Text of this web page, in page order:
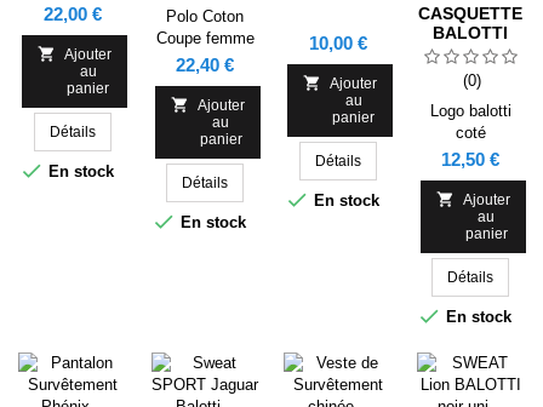
Prix
22,00 €

Ajouter
au
panier
Détails
 En stock
Polo Coton
Coupe femme
Prix
22,40 €

Ajouter
au
panier
Détails
 En stock
Prix
10,00 €

Ajouter
au
panier
Détails
 En stock
CASQUETTE
BALOTTI
LOGO CÔTÉ
FLOCAGE
GAMA
(0)
Logo balotti
coté
Prix
12,50 €

Ajouter
au
panier
Détails
 En stock